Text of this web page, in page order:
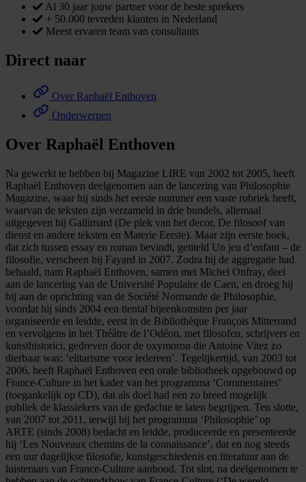
Al 30 jaar jouw partner voor de beste sprekers
+ 50.000 tevreden klanten in Nederland
Meest ervaren team van consultants
Direct naar
Over Raphaël Enthoven
Onderwerpen
Over Raphaël Enthoven
Na gewerkt te hebben bij Magazine LIRE van 2002 tot 2005, heeft
Raphaël Enthoven deelgenomen aan de lancering van Philosophie
Magazine, waar hij sinds het eerste nummer een vaste rubriek heeft,
waarvan de teksten zijn verzameld in drie bundels, allemaal
uitgegeven bij Gallimard (De plek van het decor, De filosoof van
dienst en andere teksten en Materie Eerste). Maar zijn eerste boek,
dat zich tussen essay en roman bevindt, getiteld Un jeu d’enfant – de
filosofie, verscheen bij Fayard in 2007. Zodra hij de aggregatie had
behaald, nam Raphaël Enthoven, samen met Michel Onfray, deel
aan de lancering van de Université Populaire de Caen, en droeg hij
bij aan de oprichting van de Société Normande de Philosophie,
voordat hij sinds 2004 een tiental bijeenkomsten per jaar
organiseerde en leidde, eerst in de Bibliothèque François Mitterrand
en vervolgens in het Théâtre de l’Odéon, met filosofen, schrijvers en
kunsthistorici, gedreven door de oxymoron die Antoine Vitez zo
dierbaar was: ‘elitarisme voor iedereen’. Tegelijkertijd, van 2003 tot
2006, heeft Raphaël Enthoven een orale bibliotheek opgebouwd op
France-Culture in het kader van het programma ‘Commentaires’
(toegankelijk op CD), dat als doel had een zo breed mogelijk
publiek de klassiekers van de gedachte te laten begrijpen. Ten slotte,
van 2007 tot 2011, terwijl hij het programma ‘Philosophie’ op
ARTE (sinds 2008) bedacht en leidde, produceerde en presenteerde
hij ‘Les Nouveaux chemins de la connaissance’, dat en nog steeds
een uur dagelijkse filosofie, kunstgeschiedenis en literatuur aan de
luisteraars van France-Culture aanbood. Tot slot, na deelgenomen te